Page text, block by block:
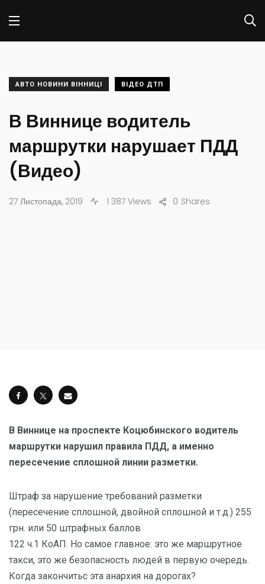
АВТО НОВИНИ ВІННИЦІ ВІДЕО ДТП
В Виннице водитель
маршрутки нарушает ПДД
(Видео)
27 Листопада, 2019 1 387 Views Shares
0
В Виннице на проспекте Коцюбинского водитель
маршрутки нарушил правила ПДД, а именно
пересечение сплошной линии разметки.
Штраф за нарушение требований разметки
(пересечение сплошной, двойной сплошной и т.д.) 255
грн. или 50 штрафных баллов
122 ч.1 КоАП. Но самое главное: это же маршрутное
такси, это же безопасность людей в первую очередь.
Когда закончитьс эта анархия на дорогах?